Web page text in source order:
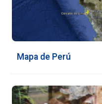
Mapa de Perú